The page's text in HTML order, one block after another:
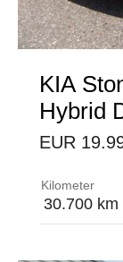
KIA
Hybrid
EUR
Kilometer
30.700 km